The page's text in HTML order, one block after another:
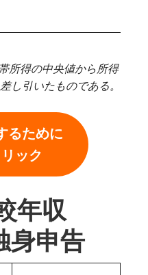
所得の中央値から所得
し引いたものである。
るために
ック
年収
身申告